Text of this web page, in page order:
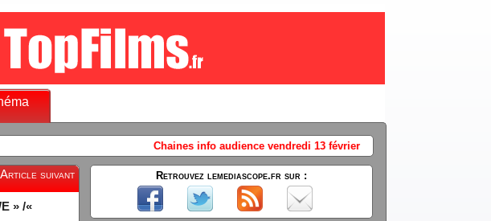
Chaines info audience vendredi 13 février + Cnews « Face à Philippe de Villiers » /
Article suivant
» /«
Retrouvez lemediascope.fr sur :